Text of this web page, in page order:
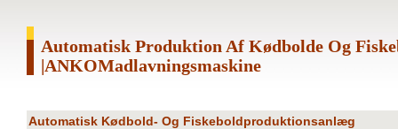
Automatisk Produktion Af Kødbolde Og
|ANKOMadlavningsmaskine
Automatisk Kødbold- Og Fiskeboldproduktionsanlæg